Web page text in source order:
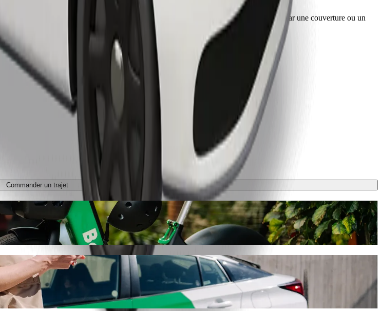
animaux doivent être dans une cage de transport, et les sièges doivent être protégés par une couverture ou un
Commander un trajet
Bolt
prix pour aller à Olsztyn Główny. Avec Bolt, ce trajet prendra environ 10 min et coûtera environ 19,20 PLN